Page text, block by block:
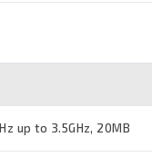
up to 3.5GHz, 20MB